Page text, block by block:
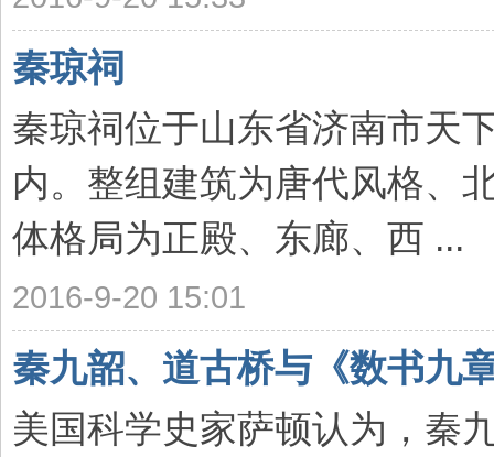
秦琼祠
秦琼祠位于山东省济南市天
内。整组建筑为唐代风格、
体格局为正殿、东廊、西 ...
2016-9-20 15:01
秦九韶、道古桥与《数书九
美国科学史家萨顿认为，秦